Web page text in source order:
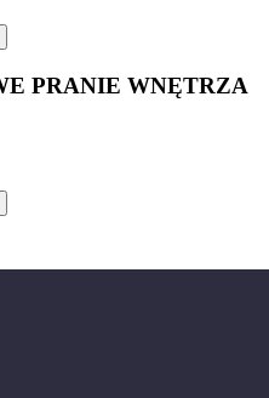
PRANIE WNĘTRZA